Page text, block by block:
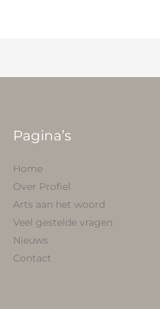
Pagina’s
Home
Over Profiel
Arts aan het woord
Veel gestelde vragen
Nieuws
Contact